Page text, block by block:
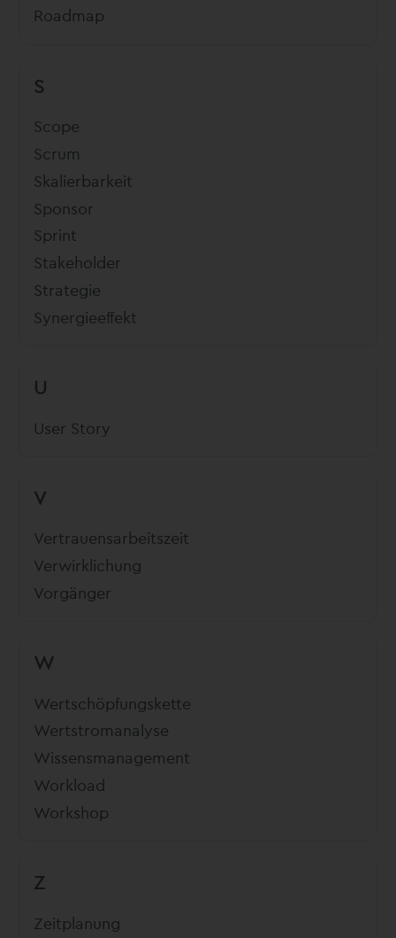
Roadmap
S
Scope
Scrum
Skalierbarkeit
Sponsor
Sprint
Stakeholder
Strategie
Synergieeffekt
U
User Story
V
Vertrauensarbeitszeit
Verwirklichung
Vorgänger
W
Wertschöpfungskette
Wertstromanalyse
Wissensmanagement
Workload
Workshop
Z
Zeitplanung